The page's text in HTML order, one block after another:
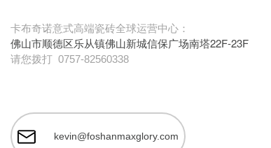
卡布奇诺意式高端瓷砖全球运营中心：
佛山市顺德区乐从镇佛山新城信保广场南塔22F-23F
请您拨打 0757-82560338
kevin@foshanmaxglory.com